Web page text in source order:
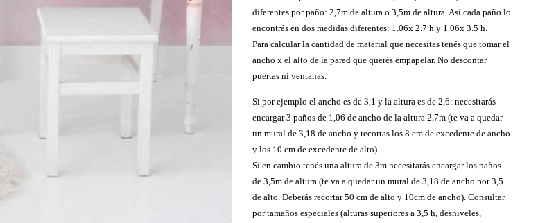
diferentes por paño: 2,7m de altura o 3,5m de altura. Así cada paño lo
encontrás en dos medidas diferentes: 1.06x 2.7 h y 1.06x 3.5 h.
Para calcular la cantidad de material que necesitas tenés que tomar el
ancho x el alto de la pared que querés empapelar. No descontar
puertas ni ventanas.
Si por ejemplo el ancho es de 3,1 y la altura es de 2,6: necesitarás
encargar 3 paños de 1,06 de ancho de la altura 2,7m (te va a quedar
un mural de 3,18 de ancho y recortas los 8 cm de excedente de ancho
y los 10 cm de excedente de alto)
Si en cambio tenés una altura de 3m necesitarás encargar los paños
de 3,5m de altura (te va a quedar un mural de 3,18 de ancho por 3,5
de alto. Deberás recortar 50 cm de alto y 10cm de ancho). Consultar
por tamaños especiales (alturas superiores a 3,5 h, desniveles,